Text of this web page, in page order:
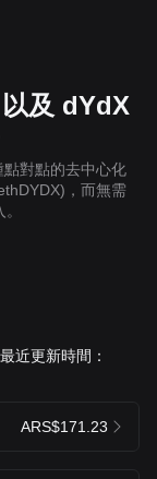
及 dYdX
對點的去中心化
，而無需
近更新時間：
ARS$171.23